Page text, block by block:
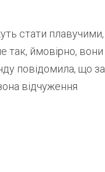
стати плавучими,
так, ймовірно, вони
повідомила, що за
відчуження